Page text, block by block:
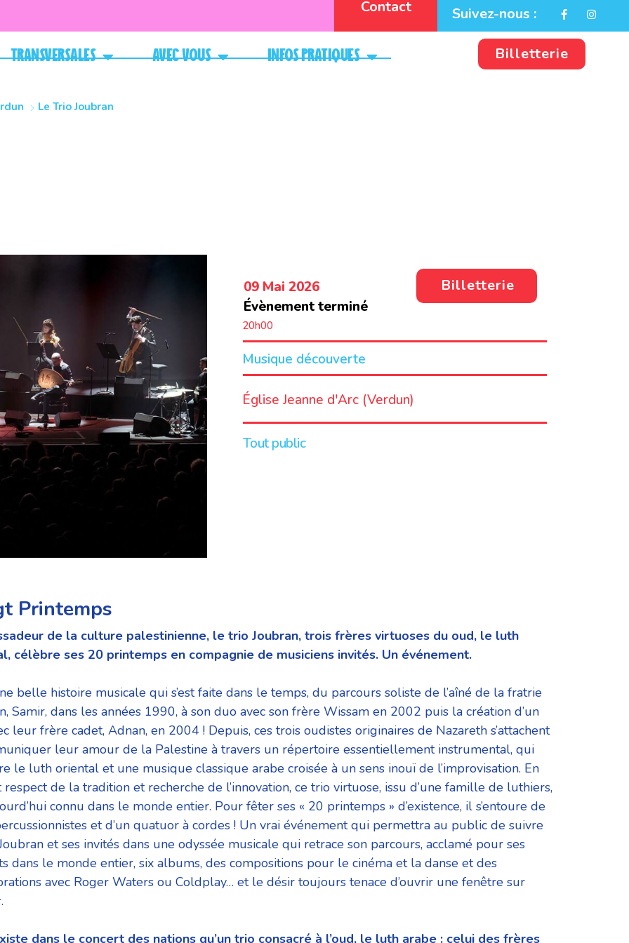
Contact Suivez-nous :
Transversales Avec vous Infos pratiques Billetterie
Le Trio Joubran
09 Mai 2026
Évènement terminé
Billetterie
20h00
Musique découverte
LIEU
Église Jeanne d'Arc (Verdun)
Tout public
Printemps
de la culture palestinienne, le trio Joubran, trois frères virtuoses du oud, le luth
célèbre ses 20 printemps en compagnie de musiciens invités. Un événement.
belle histoire musicale qui s’est faite dans le temps, du parcours soliste de l’aîné de la fratrie
Samir, dans les années 1990, à son duo avec son frère Wissam en 2002 puis la création d’un
leur frère cadet, Adnan, en 2004 ! Depuis, ces trois oudistes originaires de Nazareth s’attachent
leur amour de la Palestine à travers un répertoire essentiellement instrumental, qui
le luth oriental et une musique classique arabe croisée à un sens inouï de l’improvisation. En
de la tradition et recherche de l’innovation, ce trio virtuose, issu d’une famille de luthiers,
connu dans le monde entier. Pour fêter ses « 20 printemps » d’existence, il s’entoure de
etd’un quatuor à cordes ! Un vrai événement qui permettra au public de suivre
et ses invités dans une odyssée musicale qui retrace son parcours, acclamé pour ses
dans le monde entier, six albums, des compositions pour le cinéma et la danse et des
avec Roger Waters ou Coldplay… et le désir toujours tenace d’ouvrir une fenêtre sur
dans le concert des nations qu’un trio consacré à l’oud, le luth arabe : celui des frères